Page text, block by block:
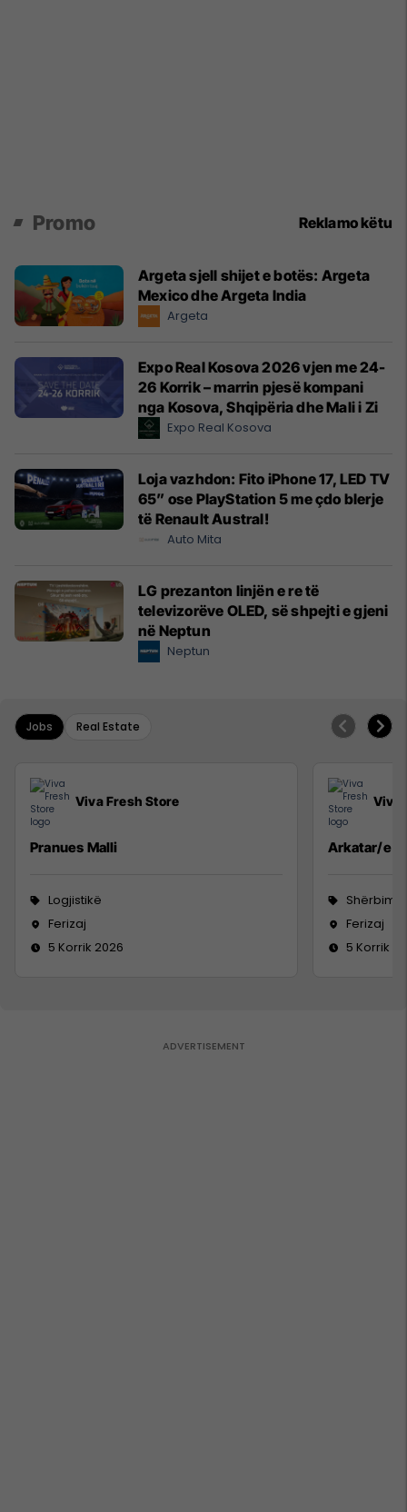
Promo Reklamo këtu
Argeta sjell shijet e botës: Argeta
Mexico dhe Argeta India
Argeta
Expo Real Kosova 2026 vjen me 24-
26 Korrik – marrin pjesë kompani
nga Kosova, Shqipëria dhe Mali i Zi
Expo Real Kosova
Loja vazhdon: Fito iPhone 17, LED TV
65” ose PlayStation 5 me çdo blerje
të Renault Austral!
Auto Mita
LG prezanton linjën e re të
televizorëve OLED, së shpejti e gjeni
në Neptun
Neptun
Jobs Real Estate
Viva Fresh Store
Pranues Malli
Logjistikë
Ferizaj
5 Korrik 2026
Viva
Arkatar/e
Ferizaj
5 Korrik